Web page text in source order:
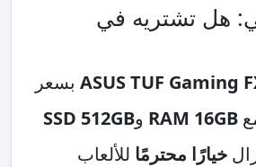
هل تشتريه في
ASUS TUF Gaming بسعر
RAM 16GB وSSD 512GB
خيارًا محترمًا للألعاب